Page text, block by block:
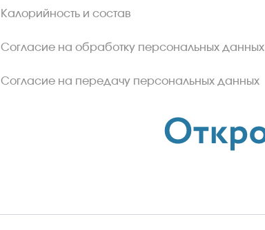
Калорийность и состав
Согласие на обработку персональных данных
Согласие на передачу персональных данных